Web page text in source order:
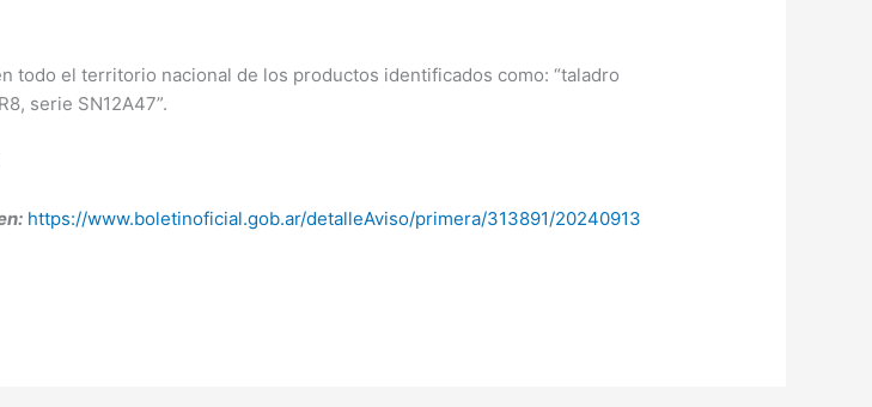
todo el territorio nacional de los productos identificados como: “taladro
serie SN12A47”.
https://www.boletinoficial.gob.ar/detalleAviso/primera/313891/20240913